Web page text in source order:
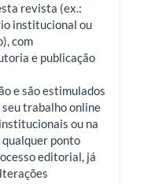
revista (ex.:
institucional ou
com
e publicação
e são estimulados
trabalho online
ou na
qualquer ponto
editorial, já